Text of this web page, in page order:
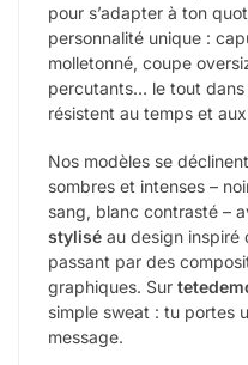
pour s’adapter à ton
personnalité unique :
molletonné, coupe
percutants… le tout
résistent au temps et
Nos modèles se
sombres et intenses –
sang, blanc contrasté –
stylisé au design inspiré
passant par des
graphiques. Sur
simple sweat : tu portes
message.